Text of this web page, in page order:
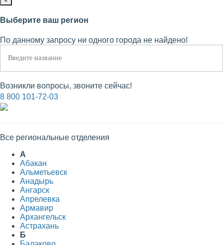
Выберите ваш регион
По данному запросу ни одного города не найдено!
Возникли вопросы, звоните сейчас!
8 800 101-72-03
Все региональные отделения
А
Абакан
Альметьевск
Анадырь
Ангарск
Апрелевка
Армавир
Архангельск
Астрахань
Б